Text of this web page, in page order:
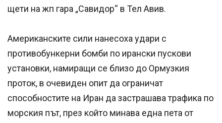
щети на жп гара „Савидор“ в Тел Авив.
Американските сили нанесоха удари с
противобункерни бомби по ирански пускови
установки, намиращи се близо до Ормузкия
проток, в очевиден опит да ограничат
способностите на Иран да застрашава трафика по
морския път, през който минава една пета от